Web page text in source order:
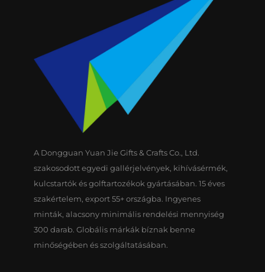
A Dongguan Yuan Jie Gifts & Crafts Co., Ltd.
szakosodott egyedi gallérjelvények, kihívásérmék,
kulcstartók és golftartozékok gyártásában. 15 éves
szakértelem, export 55+ országba. Ingyenes
minták, alacsony minimális rendelési mennyiség
300 darab. Globális márkák bíznak benne
minőségében és szolgáltatásában.